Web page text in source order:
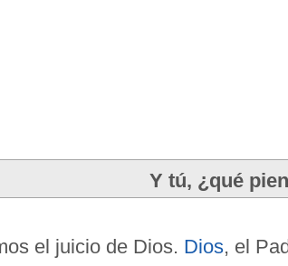
Y tú, ¿qué
el juicio de Dios. Dios, el